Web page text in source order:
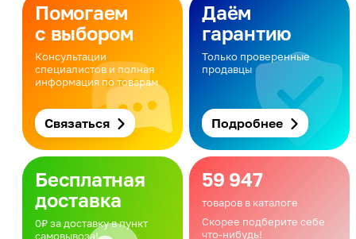
Помогаем
с выбором
Консультации
специалистов и полная
информация по товарам
Связаться
Даём
гарантию
Только проверенные
продавцы
Подробнее
Бесплатная
доставка
0₽ за доставку в пункт
самовывоза!
59 947
товаров в каталоге
Скорее подберите себе
что-нибудь!